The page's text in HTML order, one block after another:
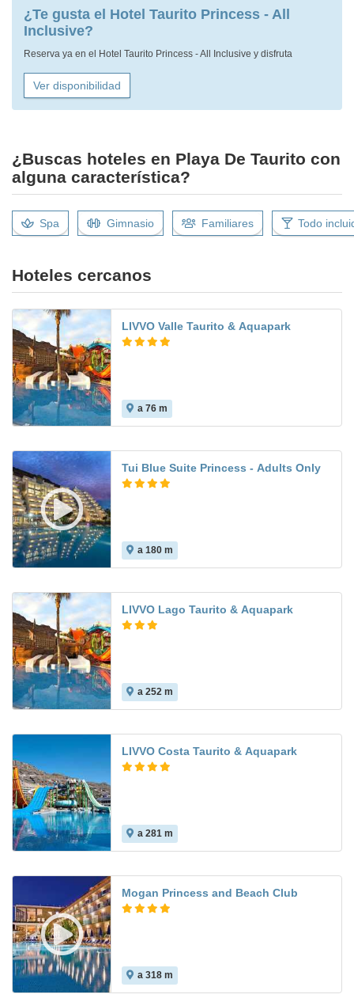
¿Te gusta el Hotel Taurito Princess - All
Inclusive?
Reserva ya en el Hotel Taurito Princess - All Inclusive y disfruta
Ver disponibilidad
¿Buscas hoteles en Playa De Taurito con
alguna característica?
Spa Gimnasio Familiares Todo
Hoteles cercanos
LIVVO Valle Taurito & Aquapark
a 76 m
Tui Blue Suite Princess - Adults Only
a 180 m
LIVVO Lago Taurito & Aquapark
a 252 m
LIVVO Costa Taurito & Aquapark
a 281 m
Mogan Princess and Beach Club
a 318 m